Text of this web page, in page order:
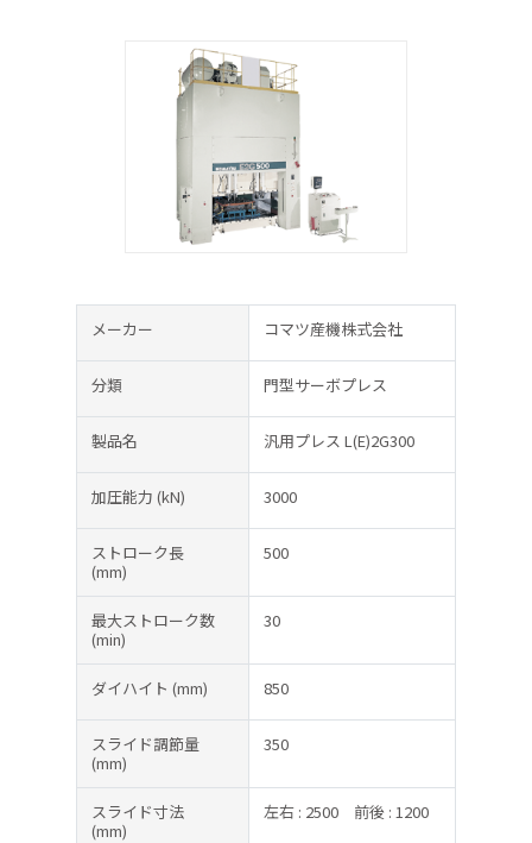
メーカー コマツ産機株式会社
分類 門型サーボプレス
製品名 汎用プレス L(E)2G300
加圧能力 (kN) 3000
ストローク長
(mm)
500
最大ストローク数
(min)
30
ダイハイト (mm) 850
スライド調節量
(mm)
350
スライド寸法
(mm)
左右 : 2500 前後 : 1200